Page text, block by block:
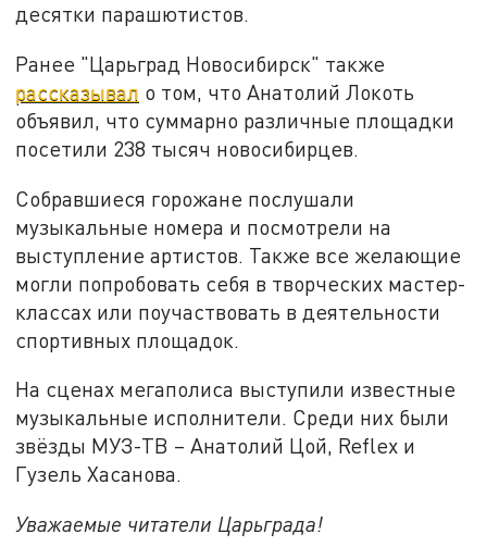
десятки парашютистов.
Ранее "Царьград Новосибирск" также
рассказывал о том, что Анатолий Локоть
объявил, что суммарно различные площадки
посетили 238 тысяч новосибирцев.
Собравшиеся горожане послушали
музыкальные номера и посмотрели на
выступление артистов. Также все желающие
могли попробовать себя в творческих мастер-
классах или поучаствовать в деятельности
спортивных площадок.
На сценах мегаполиса выступили известные
музыкальные исполнители. Среди них были
звёзды МУЗ-ТВ – Анатолий Цой, Reflex и
Гузель Хасанова.
Уважаемые читатели Царьграда!